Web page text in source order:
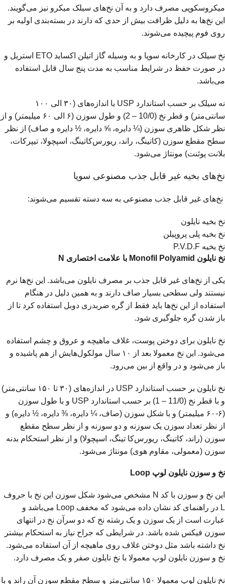
میکروسکوپی مصرف دارد و به آن نخ‌های سیلک میکرو نیز می‌‌گویند.
این نخ‌ها به دلیل ظرافت بیش از حدی که دارند در بسته‌بندی اولیه بر
روی فوم پیچیده می‌شوند.
نخ سیلک در کارخانه سوپا و به وسیله گاز اتیلن اکساید ETO استریل و
در صورت حفظ در شرایط مناسب به مدت پنج سال قابل استفاده
می‌باشد.
نه سیلک بر حسب استاندارد USP با اندازه‌های (۳۰ الی ۱۰۰
سانتی‌متر) و قطر نخ (10/0 – 2) و طول سوزن (۶ الی ۶۰ میلیمتر) و از
نظر شکل ظاهری سوزن (¼ دایره، ⅝ دایره، ½ دایره و صاف) از نظر
سطح مقطع سوزن (کاتینگ، راند، ریورس‌کاتینگ، اسپچولا، تیپرکات،
بلانت پوئنت) مونتاژ می‌شود.
نخ‌های بخیه غیر قابل جذب مصنوعی سوپا
نخ‌های غیر قابل جذب مصنوعی به سه دسته تقسیم می‌شوند:
نخ بخیه نایلون
نخ بخیه پلی پروپیلن
نخ بخیه P.V.D.F
نخ نایلون Monofil Polyamid با علامت اختصاری N
یکی از نخ‌های غیر قابل جذب بر مصرف نایلون می‌باشد. این نخ‌ها نرم
نیستند ولی سطحی بسیار صاف دارند و به همین دلیل در هنگام
استفاده از این نخ‌ها باید فقط از گره ضربدری دوبل استفاده کرد تا از
باز شدن گره جلوگیری شود.
نخ نایلون برای دوختن پوست، غلاف ماهيچه و عروق و چشم استفاده
می‌شود. این نخ معمولا بعد از ۱۰ سال مولکول‌هایش از هم پاشیده و
باز می‌شود و در واقع از بین می‌رود.
نخ نایلون بر حسب استاندارد USP در اندازه‌های (۳۰ تا ۱۵۰ سانتی‌متر)
و با قطر نخ (11/0 – 1) بر حسب استاندارد USP و با طول سوزن
(۶-۶۰ میلیمتر) و با شکل سوزن (صاف، ¼ دایره، ⅜ دایره، ½ دایره) و
از نظر تعداد سوزن یک سوزنه و دو سوزنه و از نظر سطح مقطع
سوزن (راند، کاتینگ، ریورس‌کا تینگ، اسپچولا) و از نظر استحکام بدنه
سوزن (معمولی، مقاوم هوى) مونتاژ می‌شود.
نخ و سوزن نايلون لوپ Loop
این نخ و سوزن با کد N مشخص می‌شود شکل سوزن این نخ با حروف
L در راهنمای کد نشان داده می‌شود که مخفف Loop می‌باشد و
عبارت است از یک سوزن و یک رشته نخ که دو سرآن نخ در انتهای
سوزن فیکس شده باشد. در شرایطی که جراح نیاز به استحکام بیشتر
نخ داشته باشد مثل دوختن غلاف روی ماهیچه از آن استفاده می‌شود.
نخ و سوزن نایلون لوپ معمولا با نخ نایلون صفر و یک مصرف دارد.
نخ نایلون لوپ معمولا ۱۵۰ سانتی‌متر و سطح مقطع سوزن آن راند و با